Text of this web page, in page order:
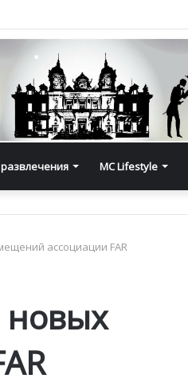
развлечения MC Lifestyle
ассоциации FAR
новых